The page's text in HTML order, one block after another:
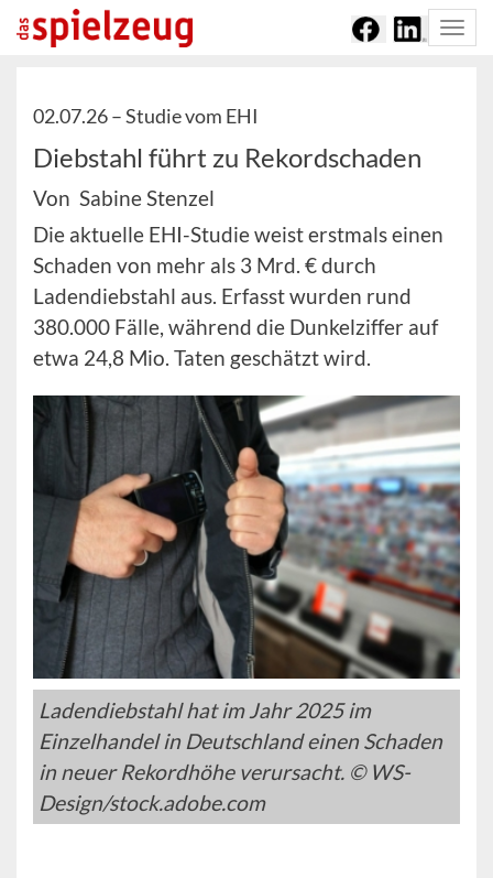
02.07.26 –Studie vom EHI
Diebstahl führt zu Rekordschaden
Von Sabine Stenzel
Die aktuelle EHI-Studie weist erstmals einen
Schaden von mehr als 3 Mrd. € durch
Ladendiebstahl aus. Erfasst wurden rund
380.000 Fälle, während die Dunkelziffer auf
etwa 24,8 Mio. Taten geschätzt wird.
Ladendiebstahl hat im Jahr 2025 im
Einzelhandel in Deutschland einen Schaden
in neuer Rekordhöhe verursacht. © WS-
Design/stock.adobe.com